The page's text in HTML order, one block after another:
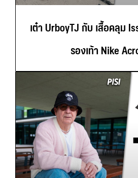
เต๋า UrboyTJ กับ เสื้อคลุม
รองเท้า Nike